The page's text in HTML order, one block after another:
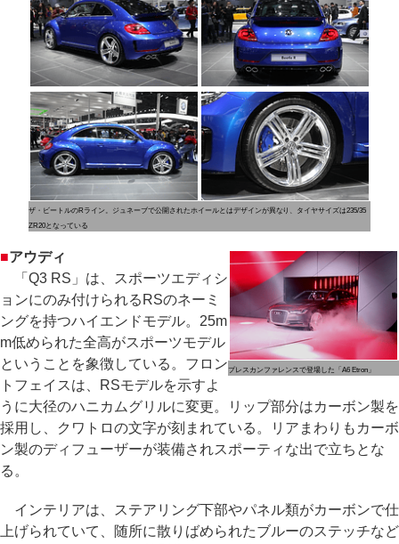
ザ・ビートルのRライン。ジュネーブで公開されたホイールとはデザインが異なり、タイヤサイズは235/35
ZR20となっている
プレスカンファレンスで登場した「A6 Etron」
■アウディ
「Q3 RS」は、スポーツエディシ
ョンにのみ付けられるRSのネーミ
ングを持つハイエンドモデル。25m
m低められた全高がスポーツモデル
ということを象徴している。フロン
トフェイスは、RSモデルを示すよ
うに大径のハニカムグリルに変更。リップ部分はカーボン製を
採用し、クワトロの文字が刻まれている。リアまわりもカーボ
ン製のディフューザーが装備されスポーティな出で立ちとな
る。
インテリアは、ステアリング下部やパネル類がカーボンで仕
上げられていて、随所に散りばめられたブルーのステッチなど